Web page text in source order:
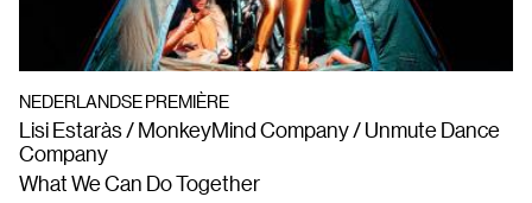
NEDERLANDSE PREMIÈRE
Lisi Estaràs / MonkeyMind Company / Unmute Dance
Company
What We Can Do Together